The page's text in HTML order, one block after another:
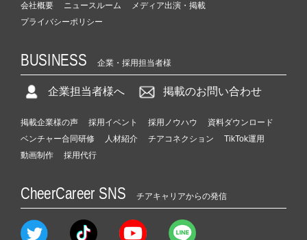
会社概要 ニュースルーム
メディア出演・掲載
プライバシーポリシー
BUSINESS 企業・採用担当者様
企業担当者様へ 掲載のお問い合わせ
掲載企業様の声 採用イベント 採用ノウハウ
資料ダウンロード
ベンチャー合同研修
人材紹介 チアコネクション
TikTok運用
動画制作
採用代行
CheerCareer SNS チアキャリアからの発信